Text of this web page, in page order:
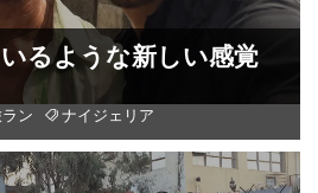
るような新しい感覚
ン ナイジェリア